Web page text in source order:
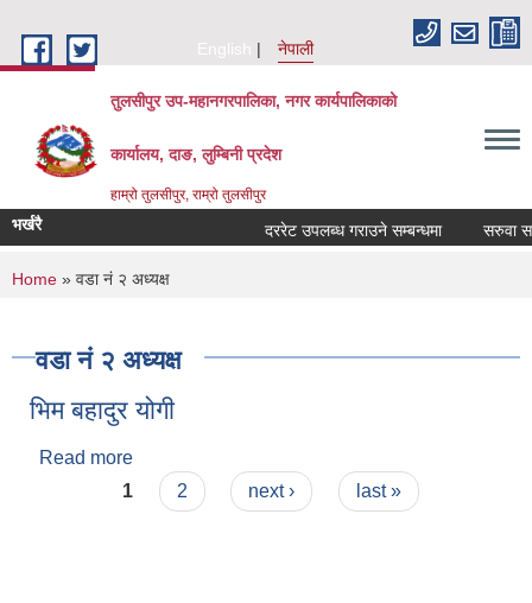
English
नेपाली
तुलसीपुर उप-महानगरपालिका, नगर कार्यपालिकाको
कार्यालय, दाङ, लुम्बिनी प्रदेश
हाम्रो तुलसीपुर, राम्रो तुलसीपुर
भर्खरै दररेट उपलब्ध गराउने सम्बन्धमा सरुवा
You are here
Home » वडा नं २ अध्यक्ष
वडा नं २ अध्यक्ष
भिम बहादुर योगी
Read more
Pages
1 2 next › last »